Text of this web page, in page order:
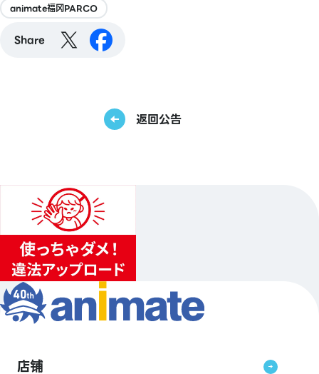
animate福冈PARCO
Share
返回公告
店铺